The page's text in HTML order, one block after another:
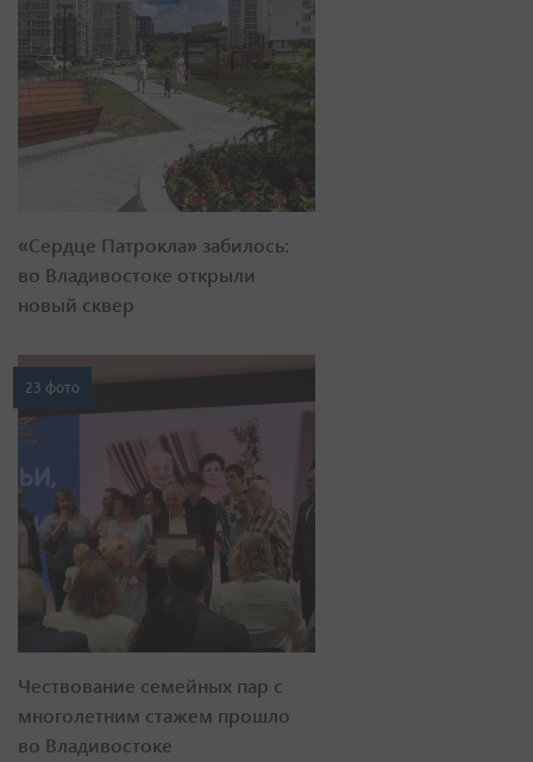
«Сердце Патрокла» забилось:
во Владивостоке открыли
новый сквер
23 фото
Чествование семейных пар с
многолетним стажем прошло
во Владивостоке